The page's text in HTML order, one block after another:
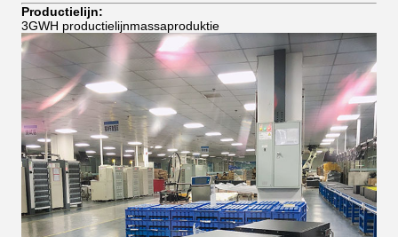
Productielijn:
3GWH productielijnmassaproduktie